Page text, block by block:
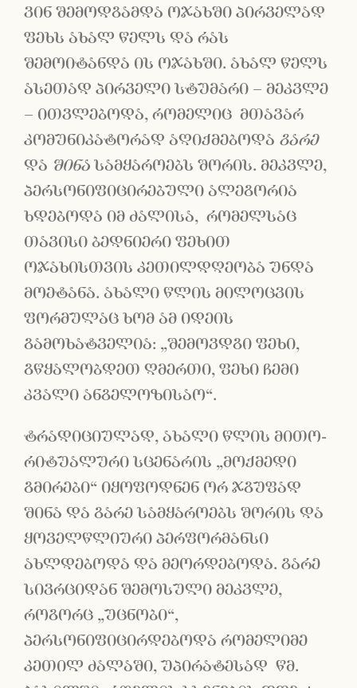
ვინ შემოდგამდა ოჯახში პირველად
ფეხს ახალ წელს და რას
შემოიტანდა ის ოჯახში. ახალ წელს
ასეთად პირველი სტუმარი – მეკვლე
– ითვლებოდა, რომელიც მთავარ
კომუნიკატორად აღიქმებოდა გარე
და შინა სამყაროებს შორის. მეკვლე,
პერსონიფიცირებული ალეგორია
ხდებოდა იმ ძალისა, რომელსაც
თავისი ბედნიერი ფეხით
ოჯახისთვის კეთილდღეობა უნდა
მოეტანა. ახალი წლის მილოცვის
ფორმულაც ხომ ამ იდეის
გამოხატველია: „შემოვდგი ფეხი,
გწყალობდეთ ღმერთი, ფეხი ჩემი
კვალი ანგელოზისაო“.
ტრადიციულად, ახალი წლის მითო-
რიტუალური სცენარის „მოქმედი
გმირები“ იყოფოდნენ ორ ჯგუფად
შინა და გარე სამყაროებს შორის და
ყოველწლიური პერფორმანსი
ახლდებოდა და მეორდებოდა. გარე
სივრციდან შემოსული მეკვლე,
როგორც „უცნობი“,
პერსონიფიცირდებოდა რომელიმე
კეთილ ძალაში, უპირატესად წმ.